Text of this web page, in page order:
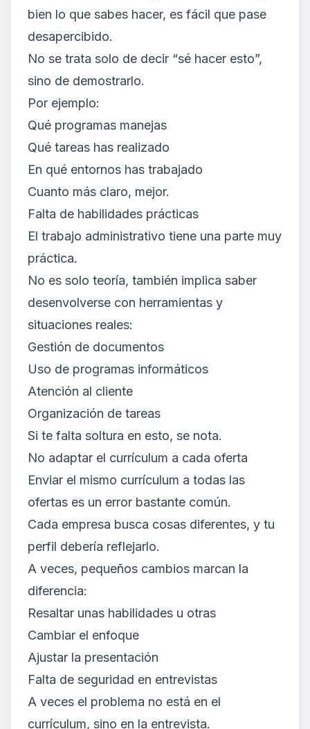
bien lo que sabes hacer, es fácil que pase
desapercibido.
No se trata solo de decir “sé hacer esto”,
sino de demostrarlo.
Por ejemplo:
Qué programas manejas
Qué tareas has realizado
En qué entornos has trabajado
Cuanto más claro, mejor.
Falta de habilidades prácticas
El trabajo administrativo tiene una parte muy
práctica.
No es solo teoría, también implica saber
desenvolverse con herramientas y
situaciones reales:
Gestión de documentos
Uso de programas informáticos
Atención al cliente
Organización de tareas
Si te falta soltura en esto, se nota.
No adaptar el currículum a cada oferta
Enviar el mismo currículum a todas las
ofertas es un error bastante común.
Cada empresa busca cosas diferentes, y tu
perfil debería reflejarlo.
A veces, pequeños cambios marcan la
diferencia:
Resaltar unas habilidades u otras
Cambiar el enfoque
Ajustar la presentación
Falta de seguridad en entrevistas
A veces el problema no está en el
currículum, sino en la entrevista.